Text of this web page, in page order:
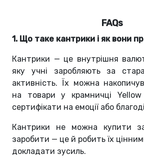
FAQs
1. Що таке кантрики і як вони
Кантрики — це внутрішня
яку учні заробляють за
активність. Їх можна
на товари у крамничці Yellow
сертифікати на емоції або
Кантрики не можна купити
заробити — це й робить їх
докладати зусиль.